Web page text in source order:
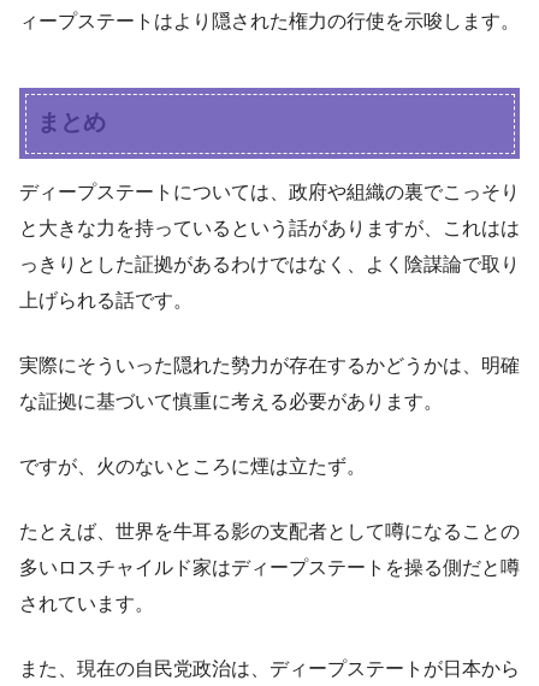
ィープステートはより隠された権力の行使を示唆します。
まとめ
ディープステートについては、政府や組織の裏でこっそり
と大きな力を持っているという話がありますが、これはは
っきりとした証拠があるわけではなく、よく陰謀論で取り
上げられる話です。
実際にそういった隠れた勢力が存在するかどうかは、明確
な証拠に基づいて慎重に考える必要があります。
ですが、火のないところに煙は立たず。
たとえば、世界を牛耳る影の支配者として噂になることの
多いロスチャイルド家はディープステートを操る側だと噂
されています。
また、現在の自民党政治は、ディープステートが日本から